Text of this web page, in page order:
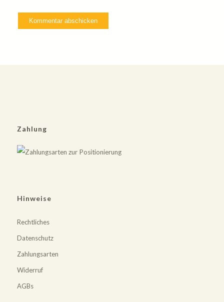
Zahlung
Hinweise
Rechtliches
Datenschutz
Zahlungsarten
Widerruf
AGBs